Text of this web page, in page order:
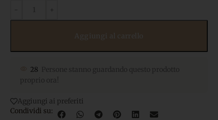
28
Aggiungi ai preferiti
Condividi su: